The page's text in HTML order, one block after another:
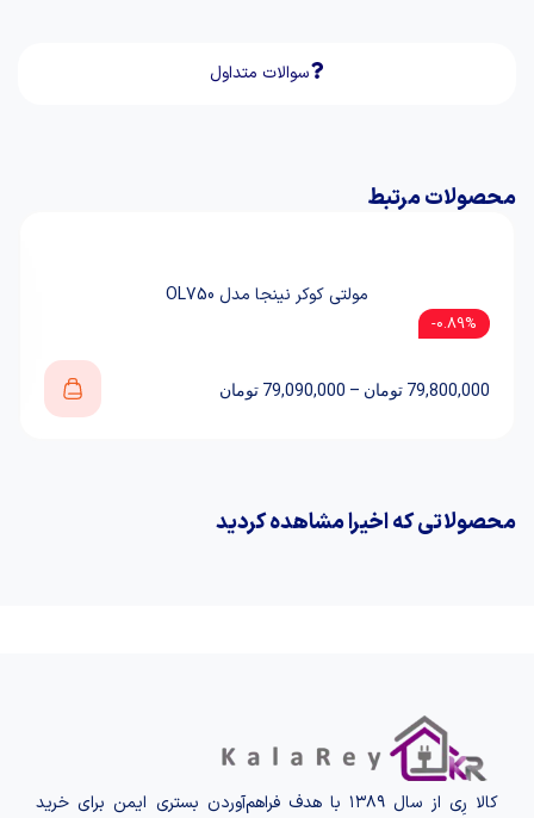
سوالات متداول
محصولات مرتبط
مولتی کوکر نینجا مدل OL750
0.89%-
79,800,000 تومان –
79,090,000 تومان
محصولاتی که اخیرا مشاهده کردید
کالا رِی از سال ۱۳۸۹ با هدف فراهم‌آوردن بستری ایمن برای خرید